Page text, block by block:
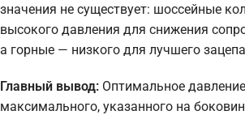
значения не существует: шоссейные
высокого давления для снижения
а горные — низкого для лучшего
Главный вывод: Оптимальное
максимального, указанного на